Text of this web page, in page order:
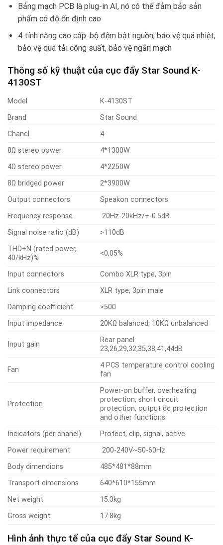
Bảng mạch PCB là plug-in AI, nó có thể đảm bảo sản
phẩm có độ ổn định cao
4 tính năng cao cấp: bộ đệm bật nguồn, bảo vệ quá nhiệt,
bảo vệ quá tải công suất, bảo vệ ngắn mạch
Thông số kỹ thuật của cục đẩy Star Sound K-
4130ST
Model
K-4130ST
Brand
Star Sound
Chanel
4
8Ω stereo power
4*1300W
4Ω stereo power
4*2250W
8Ω bridged power
2*3900W
Output connectors
Speakon connectors
Frequency response
20Hz-20kHz/+-0.5dB
Signal noise ratio (dB)
>110dB
THD+N (rated power,
40/kHz)%
<0,05%
Input connectors
Combo XLR type, 3pin
Link connectors
XLR type, 3pin male
Damping coefficient
>500
Input impedance
20KΩ balanced, 10KΩ unbalanced
Input gain
Rear panel:
23,26,29,32,35,38,41,44dB
Fan
4 PCS temperature control cooling
fan
Protection
Power-on buffer, overheating
protection, short circuit
protection, output dc protection
and other functions
Incicators (per chanel)
Protect, clip, signal, active
Power requirement
200-240V~50-60Hz
Body dimendions
485*481*88mm
Transport dimensions
640*610*155mm
Net weight
15.3kg
Gross weight
17.8kg
Hình ảnh thực tế của cục đẩy Star Sound K-